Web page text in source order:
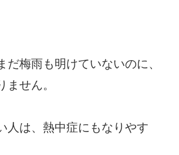
だ梅雨も明けていないのに、
ません。
人は、熱中症にもなりやす